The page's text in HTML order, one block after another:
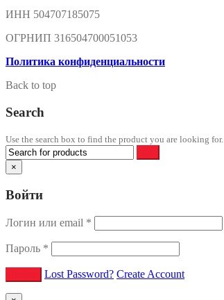
ИНН 504707185075
ОГРНИП 316504700051053
Политика конфиденциальности
Back to top
Search
Use the search box to find the product you are looking for.
×
Войти
Логин или email *
Пароль *
Lost Password? Create Account